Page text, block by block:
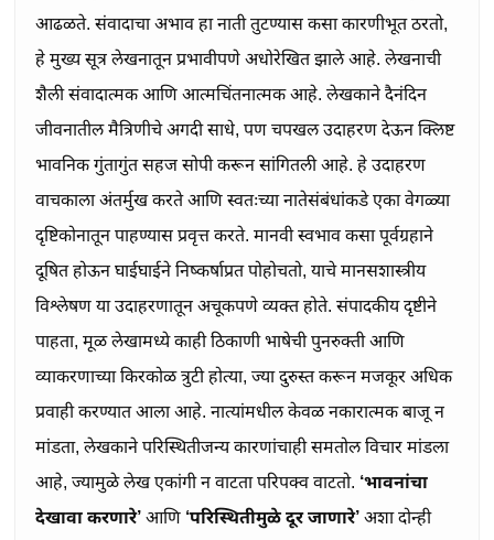
आढळते. संवादाचा अभाव हा नाती तुटण्यास कसा कारणीभूत ठरतो,
हे मुख्य सूत्र लेखनातून प्रभावीपणे अधोरेखित झाले आहे. लेखनाची
शैली संवादात्मक आणि आत्मचिंतनात्मक आहे. लेखकाने दैनंदिन
जीवनातील मैत्रिणीचे अगदी साधे, पण चपखल उदाहरण देऊन क्लिष्ट
भावनिक गुंतागुंत सहज सोपी करून सांगितली आहे. हे उदाहरण
वाचकाला अंतर्मुख करते आणि स्वतःच्या नातेसंबंधांकडे एका वेगळ्या
दृष्टिकोनातून पाहण्यास प्रवृत्त करते. मानवी स्वभाव कसा पूर्वग्रहाने
दूषित होऊन घाईघाईने निष्कर्षाप्रत पोहोचतो, याचे मानसशास्त्रीय
विश्लेषण या उदाहरणातून अचूकपणे व्यक्त होते. संपादकीय दृष्टीने
पाहता, मूळ लेखामध्ये काही ठिकाणी भाषेची पुनरुक्ती आणि
व्याकरणाच्या किरकोळ त्रुटी होत्या, ज्या दुरुस्त करून मजकूर अधिक
प्रवाही करण्यात आला आहे. नात्यांमधील केवळ नकारात्मक बाजू न
मांडता, लेखकाने परिस्थितीजन्य कारणांचाही समतोल विचार मांडला
आहे, ज्यामुळे लेख एकांगी न वाटता परिपक्व वाटतो. ‘भावनांचा
देखावा करणारे’ आणि ‘परिस्थितीमुळे दूर जाणारे’ अशा दोन्ही